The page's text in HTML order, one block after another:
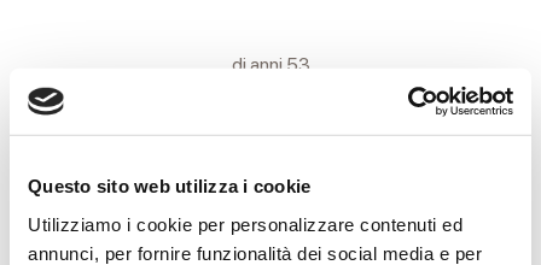
Questo sito web utilizza i cookie
Utilizziamo i cookie per personalizzare contenuti ed
annunci, per fornire funzionalità dei social media e per
di anni 53
Ne danno il triste annuncio la compagna RAMONA, i figli
ROBERTO, gli zii e i parenti tutti.
I funerali si svolgeranno Sabato 28 Settembre alle ore 14